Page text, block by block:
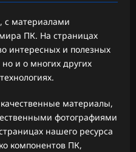
с материалами
ПК. На страницах
интересных и полезных
и о многих других
материалы,
фотографиями
нашего ресурса
компонентов ПК,